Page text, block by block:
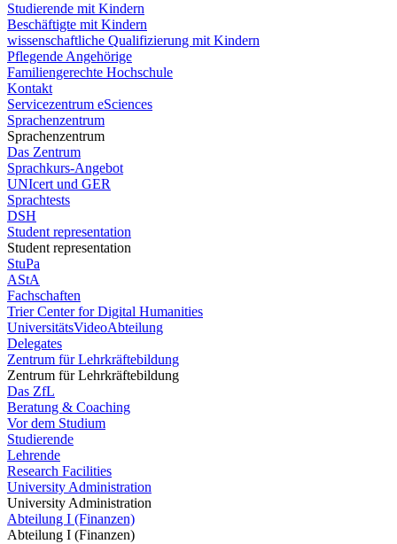
Studierende mit Kindern
Beschäftigte mit Kindern
wissenschaftliche Qualifizierung mit Kindern
Pflegende Angehörige
Familiengerechte Hochschule
Kontakt
Servicezentrum eSciences
Sprachenzentrum
Sprachenzentrum
Das Zentrum
Sprachkurs-Angebot
UNIcert und GER
Sprachtests
DSH
Student representation
Student representation
StuPa
AStA
Fachschaften
Trier Center for Digital Humanities
UniversitätsVideoAbteilung
Delegates
Zentrum für Lehrkräftebildung
Zentrum für Lehrkräftebildung
Das ZfL
Beratung & Coaching
Vor dem Studium
Studierende
Lehrende
Research Facilities
University Administration
University Administration
Abteilung I (Finanzen)
Abteilung I (Finanzen)